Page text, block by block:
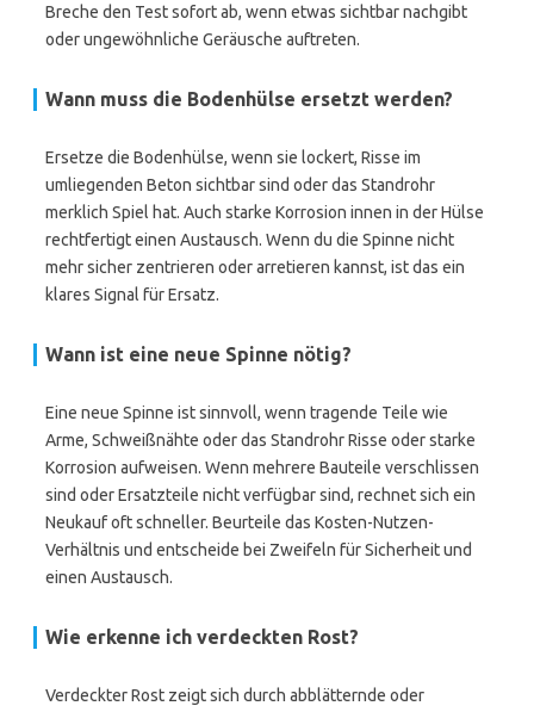
Breche den Test sofort ab, wenn etwas sichtbar nachgibt
oder ungewöhnliche Geräusche auftreten.
Wann muss die Bodenhülse ersetzt werden?
Ersetze die Bodenhülse, wenn sie lockert, Risse im
umliegenden Beton sichtbar sind oder das Standrohr
merklich Spiel hat. Auch starke Korrosion innen in der Hülse
rechtfertigt einen Austausch. Wenn du die Spinne nicht
mehr sicher zentrieren oder arretieren kannst, ist das ein
klares Signal für Ersatz.
Wann ist eine neue Spinne nötig?
Eine neue Spinne ist sinnvoll, wenn tragende Teile wie
Arme, Schweißnähte oder das Standrohr Risse oder starke
Korrosion aufweisen. Wenn mehrere Bauteile verschlissen
sind oder Ersatzteile nicht verfügbar sind, rechnet sich ein
Neukauf oft schneller. Beurteile das Kosten-Nutzen-
Verhältnis und entscheide bei Zweifeln für Sicherheit und
einen Austausch.
Wie erkenne ich verdeckten Rost?
Verdeckter Rost zeigt sich durch abblätternde oder